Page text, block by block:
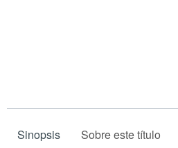
Sinopsis Sobre este título